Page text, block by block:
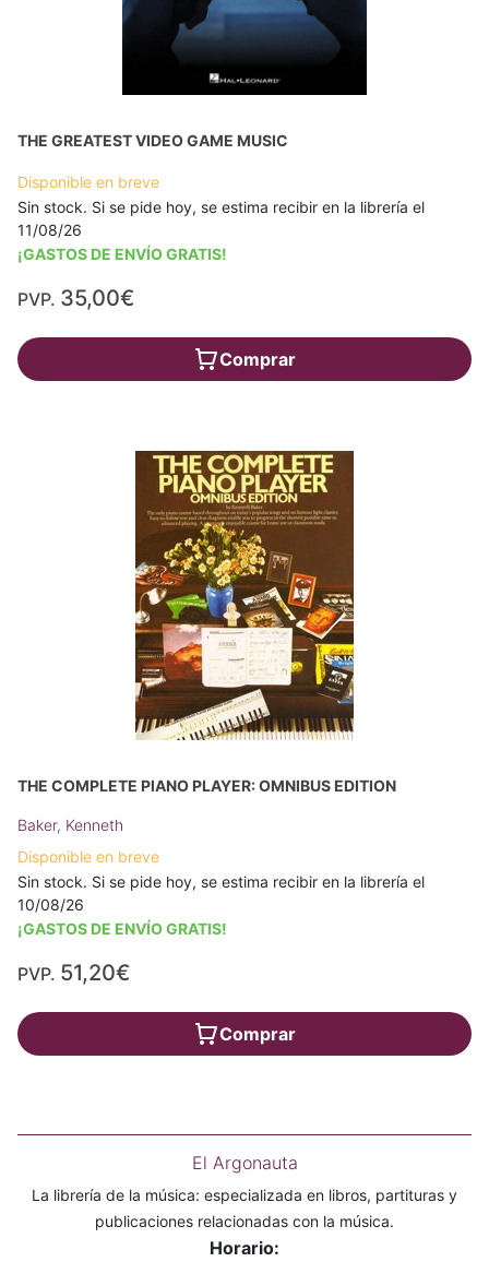
THE GREATEST VIDEO GAME MUSIC
Disponible en breve
Sin stock. Si se pide hoy, se estima recibir en la librería el
11/08/26
¡GASTOS DE ENVÍO GRATIS!
PVP. 35,00€
Comprar
THE COMPLETE PIANO PLAYER: OMNIBUS EDITION
Baker, Kenneth
Disponible en breve
Sin stock. Si se pide hoy, se estima recibir en la librería el
10/08/26
¡GASTOS DE ENVÍO GRATIS!
PVP. 51,20€
Comprar
El Argonauta
La librería de la música: especializada en libros, partituras y
publicaciones relacionadas con la música.
Horario: